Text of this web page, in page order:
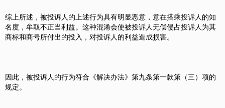
综上所述，被投诉人的上述行为具有明显恶意，意在搭乘投诉人的知
名度，牟取不正当利益。这种混淆会使被投诉人无偿侵占投诉人为其
商标和商号所付出的投入，对投诉人的利益造成损害。
因此，被投诉人的行为符合《解决办法》第九条第一款第（三）项的
规定。